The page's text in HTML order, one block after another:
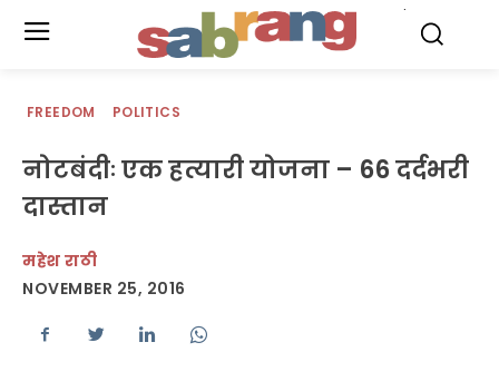
FREEDOM POLITICS
नोटबंदीः एक हत्यारी योजना – 66 दर्दभरी
दास्तान
महेश राठी
NOVEMBER 25, 2016